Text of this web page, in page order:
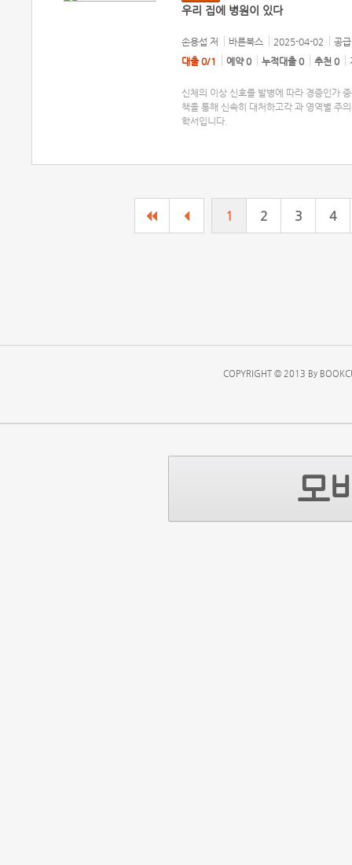
우리 집에 병원이 있다
손용섭 저 바른북스 2025-04-02
공
대출 0/1
예약 0 누적대출 0 추천 0
신체의 이상 신호를 발병에 따라 경증인가
책을 통해 신속히 대처하고각 과 영역별 주
학서입니다.
1 2 3 4
COPYRIGHT © 2013 By
모